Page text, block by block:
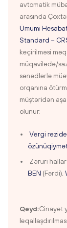
avtomatik
arasında
Ümumi
Standard –
keçirilməsi
müqavilədə/
sənədlərlə
orqanına
müştəridən
olunur;
Vergi
Zəruri
BEN (Fərdi),
Qeyd:Cinayət